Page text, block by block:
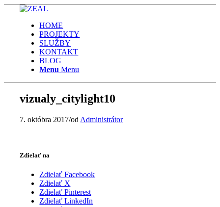
HOME
PROJEKTY
SLUŽBY
KONTAKT
BLOG
Menu Menu
vizualy_citylight10
7. októbra 2017/od Administrátor
Zdielať na
Zdielať Facebook
Zdielať X
Zdielať Pinterest
Zdielať LinkedIn